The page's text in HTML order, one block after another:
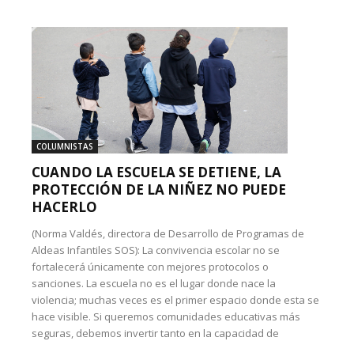
COLUMNISTAS
CUANDO LA ESCUELA SE DETIENE, LA
PROTECCIÓN DE LA NIÑEZ NO PUEDE
HACERLO
(Norma Valdés, directora de Desarrollo de Programas de
Aldeas Infantiles SOS): La convivencia escolar no se
fortalecerá únicamente con mejores protocolos o
sanciones. La escuela no es el lugar donde nace la
violencia; muchas veces es el primer espacio donde esta se
hace visible. Si queremos comunidades educativas más
seguras, debemos invertir tanto en la capacidad de